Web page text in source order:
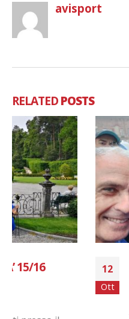
avisport
RELATEDPOSTS
12 DEEJAY TEN
avisport
I nostri Runner